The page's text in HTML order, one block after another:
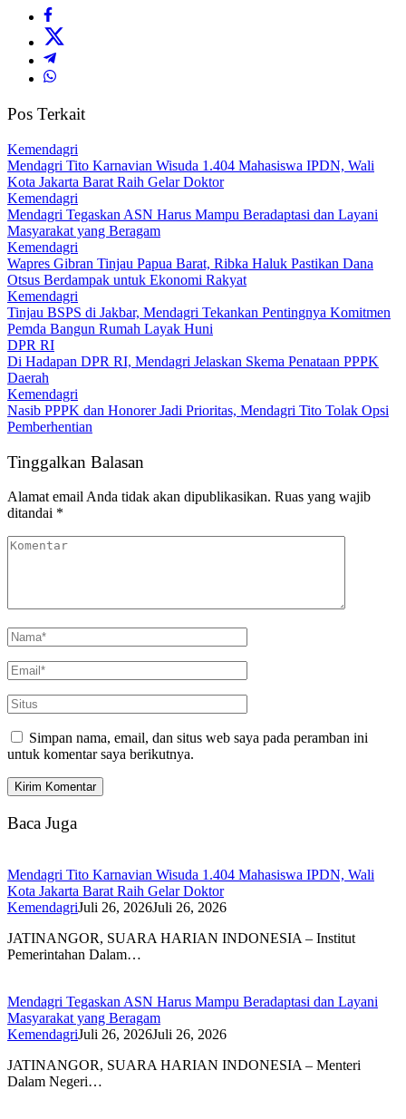
Pos Terkait
Kemendagri
Mendagri Tito Karnavian Wisuda 1.404 Mahasiswa IPDN, Wali
Kota Jakarta Barat Raih Gelar Doktor
Kemendagri
Mendagri Tegaskan ASN Harus Mampu Beradaptasi dan Layani
Masyarakat yang Beragam
Kemendagri
Wapres Gibran Tinjau Papua Barat, Ribka Haluk Pastikan Dana
Otsus Berdampak untuk Ekonomi Rakyat
Kemendagri
Tinjau BSPS di Jakbar, Mendagri Tekankan Pentingnya Komitmen
Pemda Bangun Rumah Layak Huni
DPR RI
Di Hadapan DPR RI, Mendagri Jelaskan Skema Penataan PPPK
Daerah
Kemendagri
Nasib PPPK dan Honorer Jadi Prioritas, Mendagri Tito Tolak Opsi
Pemberhentian
Tinggalkan Balasan
Alamat email Anda tidak akan dipublikasikan. Ruas yang wajib
ditandai *
Simpan nama, email, dan situs web saya pada peramban ini
untuk komentar saya berikutnya.
Baca Juga
Mendagri Tito Karnavian Wisuda 1.404 Mahasiswa IPDN, Wali
Kota Jakarta Barat Raih Gelar Doktor
KemendagriJuli 26, 2026Juli 26, 2026
JATINANGOR, SUARA HARIAN INDONESIA – Institut
Pemerintahan Dalam…
Mendagri Tegaskan ASN Harus Mampu Beradaptasi dan Layani
Masyarakat yang Beragam
KemendagriJuli 26, 2026Juli 26, 2026
JATINANGOR, SUARA HARIAN INDONESIA – Menteri
Dalam Negeri…